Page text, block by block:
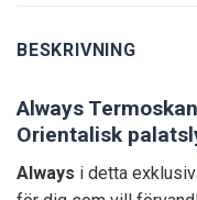
BESKRIVNING
Always
Orientalisk
Always i detta